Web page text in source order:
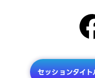
セッションタイ